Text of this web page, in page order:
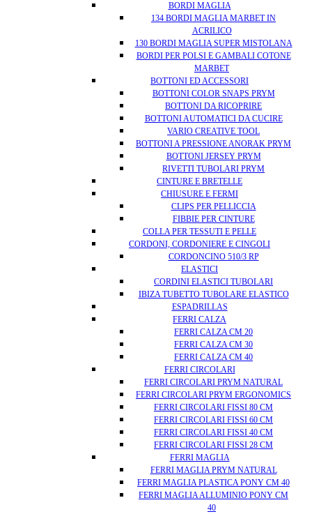
BORDI MAGLIA
134 BORDI MAGLIA MARBET IN
ACRILICO
130 BORDI MAGLIA SUPER MISTOLANA
BORDI PER POLSI E GAMBALI COTONE
MARBET
BOTTONI ED ACCESSORI
BOTTONI COLOR SNAPS PRYM
BOTTONI DA RICOPRIRE
BOTTONI AUTOMATICI DA CUCIRE
VARIO CREATIVE TOOL
BOTTONI A PRESSIONE ANORAK PRYM
BOTTONI JERSEY PRYM
RIVETTI TUBOLARI PRYM
CINTURE E BRETELLE
CHIUSURE E FERMI
CLIPS PER PELLICCIA
FIBBIE PER CINTURE
COLLA PER TESSUTI E PELLE
CORDONI, CORDONIERE E CINGOLI
CORDONCINO 510/3 RP
ELASTICI
CORDINI ELASTICI TUBOLARI
IBIZA TUBETTO TUBOLARE ELASTICO
ESPADRILLAS
FERRI CALZA
FERRI CALZA CM 20
FERRI CALZA CM 30
FERRI CALZA CM 40
FERRI CIRCOLARI
FERRI CIRCOLARI PRYM NATURAL
FERRI CIRCOLARI PRYM ERGONOMICS
FERRI CIRCOLARI FISSI 80 CM
FERRI CIRCOLARI FISSI 60 CM
FERRI CIRCOLARI FISSI 40 CM
FERRI CIRCOLARI FISSI 28 CM
FERRI MAGLIA
FERRI MAGLIA PRYM NATURAL
FERRI MAGLIA PLASTICA PONY CM 40
FERRI MAGLIA ALLUMINIO PONY CM
40